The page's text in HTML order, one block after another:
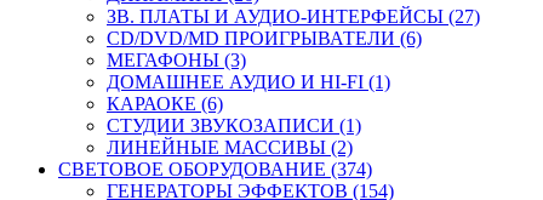
ЗВ. ПЛАТЫ И АУДИО-ИНТЕРФЕЙСЫ (27)
CD/DVD/MD ПРОИГРЫВАТЕЛИ (6)
МЕГАФОНЫ (3)
ДОМАШНЕЕ АУДИО И HI-FI (1)
КАРАОКЕ (6)
СТУДИИ ЗВУКОЗАПИСИ (1)
ЛИНЕЙНЫЕ МАССИВЫ (2)
СВЕТОВОЕ ОБОРУДОВАНИЕ (374)
ГЕНЕРАТОРЫ ЭФФЕКТОВ (154)